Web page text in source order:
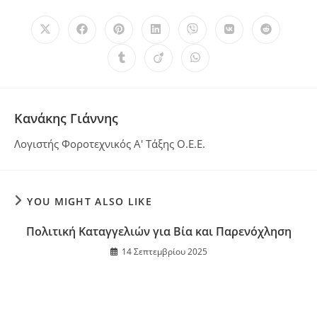
Κανάκης Γιάννης
Λογιστής Φοροτεχνικός Α' Τάξης Ο.Ε.Ε.
YOU MIGHT ALSO LIKE
Πολιτική Καταγγελιών για Βία και Παρενόχληση
14 Σεπτεμβρίου 2025